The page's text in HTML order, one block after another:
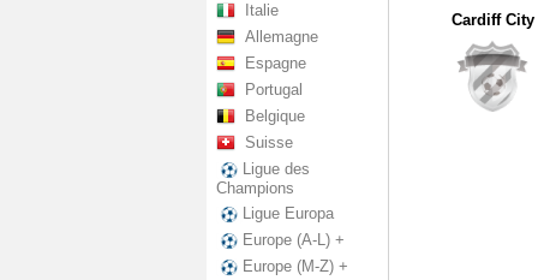
Italie
Allemagne
Espagne
Portugal
Belgique
Suisse
Ligue des
Champions
Ligue Europa
Europe (A-L) +
Europe (M-Z) +
Cardiff City